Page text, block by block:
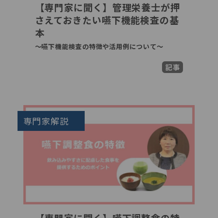
【専門家に聞く】管理栄養士が押
さえておきたい嚥下機能検査の基
本
～嚥下機能検査の特徴や活用例について～
記事
専門家解説